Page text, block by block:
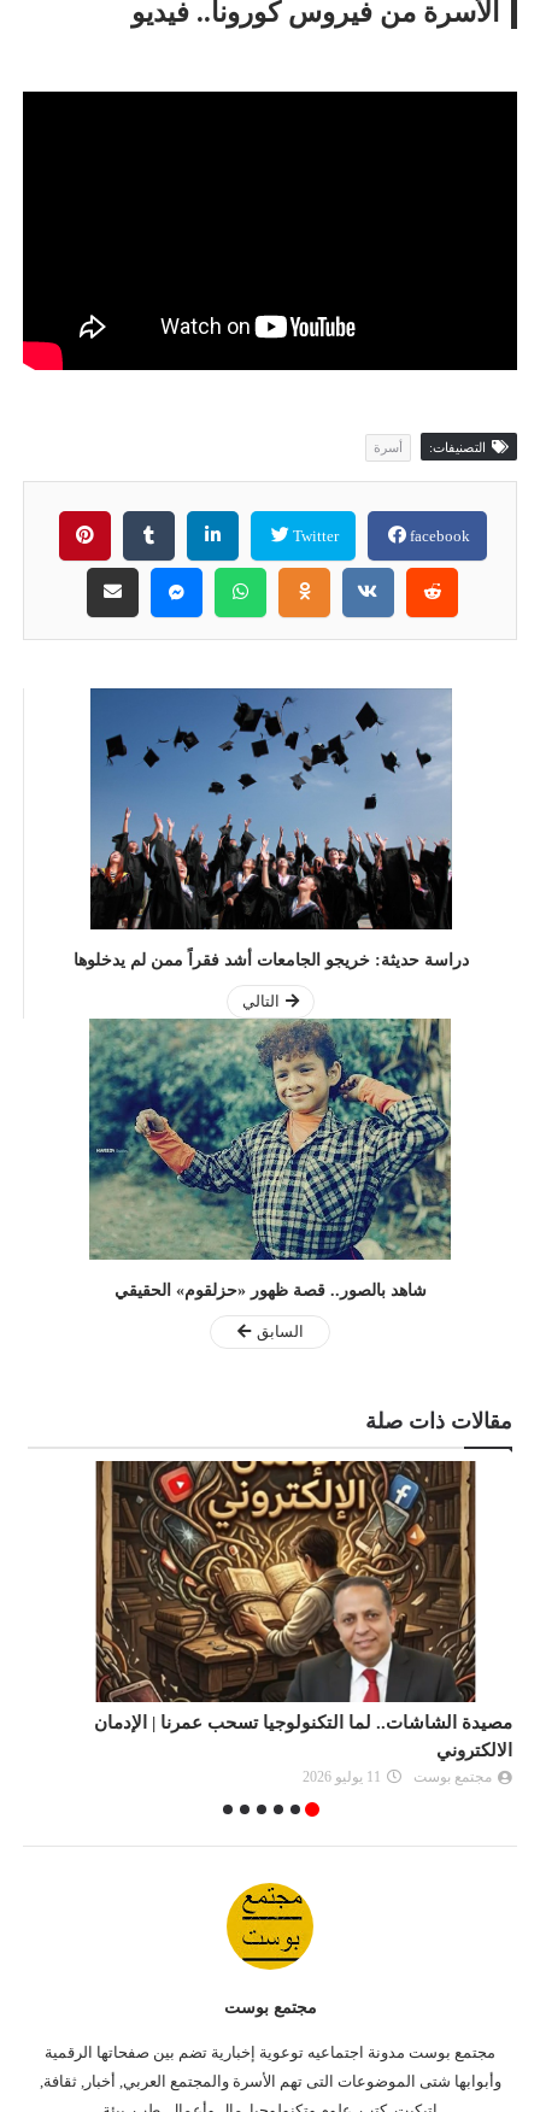
الأسرة من فيروس كورونا.. فيديو
التصنيفات: أسرة
facebook
Twitter
دراسة حديثة: خريجو الجامعات أشد فقراً ممن لم يدخلوها
التالي
شاهد بالصور.. قصة ظهور «حزلقوم» الحقيقي
السابق
مقالات ذات صلة
مصيدة الشاشات.. لما التكنولوجيا تسحب عمرنا | الإدمان
الالكتروني
مجتمع بوست 11 يوليو 2026
مجتمع بوست
مجتمع بوست مدونة اجتماعيه توعوية إخبارية تضم بين صفحاتها الرقمية
وأبوابها شتى الموضوعات التى تهم الأسرة والمجتمع العربي, أخبار, ثقافة,